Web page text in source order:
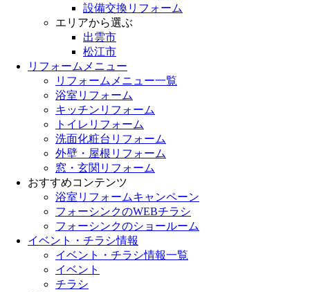
設備交換リフォーム
エリアから選ぶ
出雲市
松江市
リフォームメニュー
リフォームメニュー一覧
浴室リフォーム
キッチンリフォーム
トイレリフォーム
洗面化粧台リフォーム
外壁・屋根リフォーム
窓・玄関リフォーム
おすすめコンテンツ
浴室リフォームキャンペーン
フォーシンクのWEBチラシ
フォーシンクのショールーム
イベント・チラシ情報
イベント・チラシ情報一覧
イベント
チラシ